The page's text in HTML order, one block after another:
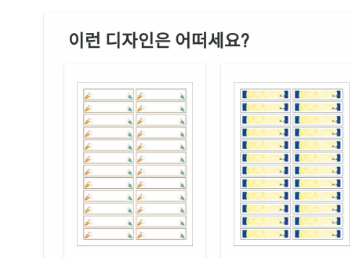
이런 디자인은 어떠세요?